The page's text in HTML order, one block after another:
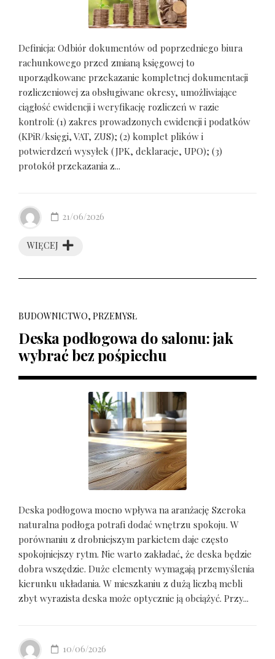
Definicja: Odbiór dokumentów od poprzedniego biura
rachunkowego przed zmianą księgowej to
uporządkowane przekazanie kompletnej dokumentacji
rozliczeniowej za obsługiwane okresy, umożliwiające
ciągłość ewidencji i weryfikację rozliczeń w razie
kontroli: (1) zakres prowadzonych ewidencji i podatków
(KPiR/księgi, VAT, ZUS); (2) komplet plików i
potwierdzeń wysyłek (JPK, deklaracje, UPO); (3)
protokół przekazania z...
WIĘCEJ
21/06/2026
BUDOWNICTWO, PRZEMYSŁ
Deska podłogowa do salonu: jak
wybrać bez pośpiechu
Deska podłogowa mocno wpływa na aranżację Szeroka
naturalna podłoga potrafi dodać wnętrzu spokoju. W
porównaniu z drobniejszym parkietem daje często
spokojniejszy rytm. Nie warto zakładać, że deska będzie
dobra wszędzie. Duże elementy wymagają przemyślenia
kierunku układania. W mieszkaniu z dużą liczbą mebli
zbyt wyrazista deska może optycznie ją obciążyć. Przy...
10/06/2026